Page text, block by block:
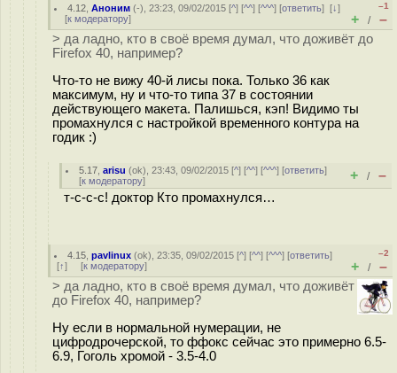
4.12 ,Аноним (-), 23:23, 09/02/2015 [^] [^^] [^^^] [ответить][↓]
[к модератору]
–1
+ / –
> да ладно, кто в своё время думал, что доживёт до
Firefox 40, например?
Что-то не вижу 40-й лисы пока. Только 36 как
максимум, ну и что-то типа 37 в состоянии
действующего макета. Палишься, кэп! Видимо ты
промахнулся с настройкой временного контура на
годик :)
5.17 ,arisu (ok), 23:43, 09/02/2015 [^] [^^] [^^^] [ответить]
[к модератору] + / –
т-с-с-с! доктор Кто промахнулся…
4.15 ,pavlinux (ok), 23:35, 09/02/2015 [^] [^^] [^^^] [ответить]
[↑] [к модератору]
–2
+ / –
> да ладно, кто в своё время думал, что доживёт
до Firefox 40, например?
Ну если в нормальной нумерации, не
цифродрочерской, то ффокс сейчас это примерно 6.5-
6.9, Гоголь хромой - 3.5-4.0